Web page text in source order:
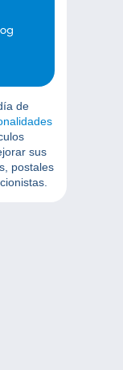
de
sus
postales